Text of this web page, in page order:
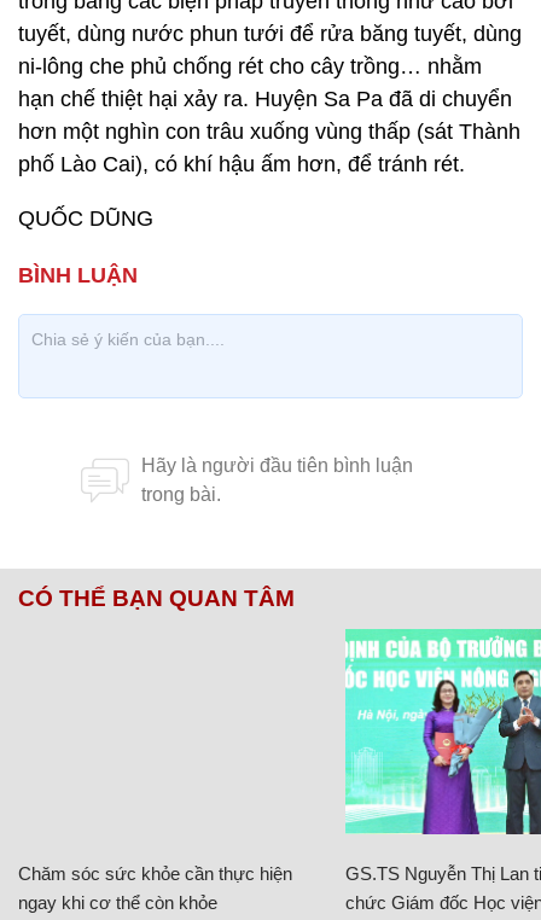
tuyết, dùng nước phun tưới để rửa băng tuyết, dùng
ni-lông che phủ chống rét cho cây trồng… nhằm
hạn chế thiệt hại xảy ra. Huyện Sa Pa đã di chuyển
hơn một nghìn con trâu xuống vùng thấp (sát Thành
phố Lào Cai), có khí hậu ấm hơn, để tránh rét.
QUỐC DŨNG
CÓ THỂ BẠN QUAN TÂM
Chăm sóc sức khỏe cần thực hiện
ngay khi cơ thể còn khỏe
GS.TS Nguyễn Thị Lan
chức Giám đốc Học